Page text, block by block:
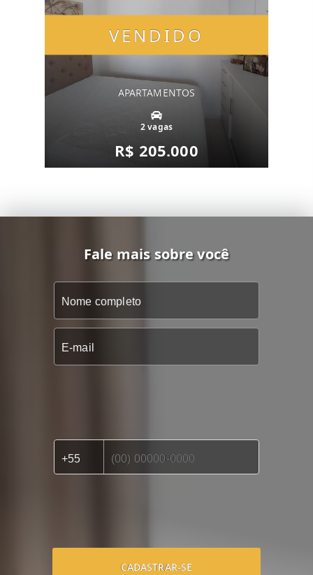
VENDIDO
APARTAMENTOS
2 vagas
R$ 205.000
Fale mais sobre você
CADASTRAR-SE